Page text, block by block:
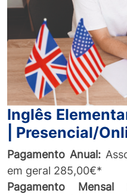
Inglês
| Presencial/
Pagamento Anual:
em geral 285,00€*
Pagamento Mensal